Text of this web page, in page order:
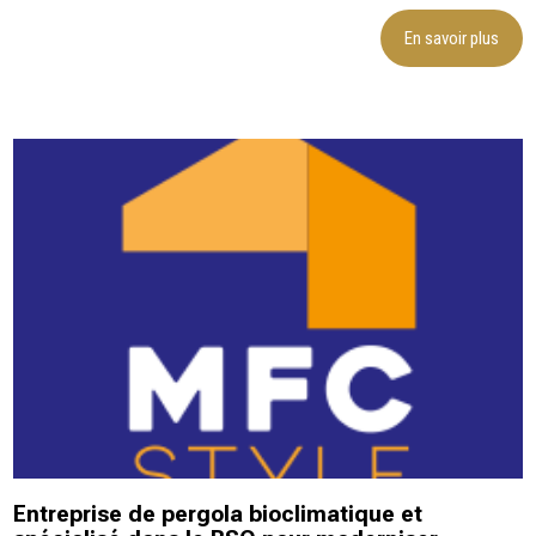
En savoir plus
Entreprise de pergola bioclimatique et